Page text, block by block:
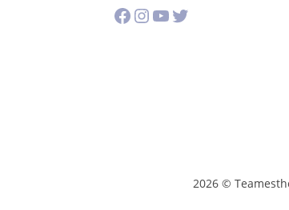
Facebook
Instagram
YouTube
Twitter
2026 ©